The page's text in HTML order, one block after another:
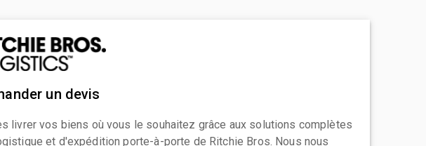
un devis
livrer vos biens où vous le souhaitez grâce aux solutions complètes
et d'expédition porte-à-porte de Ritchie Bros. Nous nous